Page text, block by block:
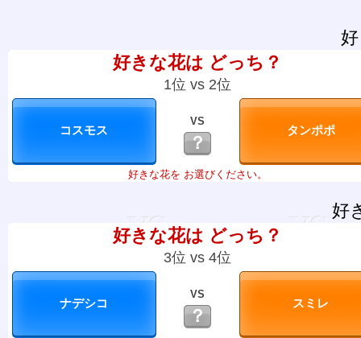
好きな花は どっち？
1位 vs 2位
VS
？
好きな花を お選びください。
好
好きな花は どっち？
3位 vs 4位
VS
？